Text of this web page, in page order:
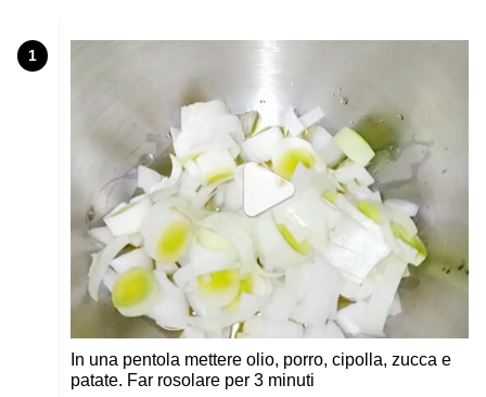
1
In una pentola mettere olio, porro, cipolla, zucca e
patate. Far rosolare per 3 minuti